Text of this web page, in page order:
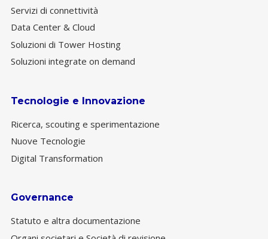
Servizi di connettività
Data Center & Cloud
Soluzioni di Tower Hosting
Soluzioni integrate on demand
Tecnologie e Innovazione
Ricerca, scouting e sperimentazione
Nuove Tecnologie
Digital Transformation
Governance
Statuto e altra documentazione